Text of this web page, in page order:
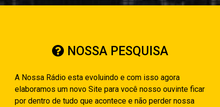
NOSSA PESQUISA
A Nossa Rádio esta evoluindo e com isso agora
elaboramos um novo Site para você nosso ouvinte ficar
por dentro de tudo que acontece e não perder nossa